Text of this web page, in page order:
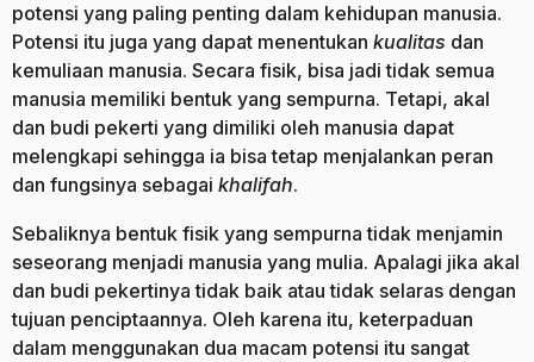
potensi yang paling penting dalam kehidupan manusia.
Potensi itu juga yang dapat menentukan kualitas dan
kemuliaan manusia. Secara fisik, bisa jadi tidak semua
manusia memiliki bentuk yang sempurna. Tetapi, akal
dan budi pekerti yang dimiliki oleh manusia dapat
melengkapi sehingga ia bisa tetap menjalankan peran
dan fungsinya sebagai khalifah.
Sebaliknya bentuk fisik yang sempurna tidak menjamin
seseorang menjadi manusia yang mulia. Apalagi jika akal
dan budi pekertinya tidak baik atau tidak selaras dengan
tujuan penciptaannya. Oleh karena itu, keterpaduan
dalam menggunakan dua macam potensi itu sangat